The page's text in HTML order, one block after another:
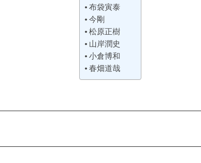
布袋寅泰
今剛
松原正樹
山岸潤史
小倉博和
春畑道哉